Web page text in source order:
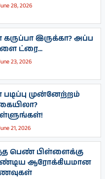
28, 2026
இருக்கா? அப்ப
ட்ரை...
23, 2026
முன்னேற்றம்
21, 2026
பெண் பிள்ளைக்கு
ஆரோக்கியமான